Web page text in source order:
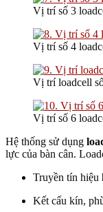
Vị trí số 3
Vị trí số 4
Vị trí loadcell
Vị trí số 6
Hệ thống sử dụng
lực của bàn cân.
Truyền tín hiệu
Kết cấu kín,